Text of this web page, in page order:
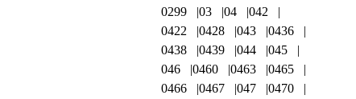
0299
03 04
042
0422
0428 043
0436
0438
0439 044
045
046
0460 0463
0465
0466
0467 047
0470